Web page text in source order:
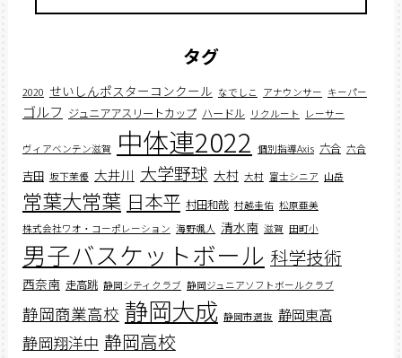
タグ
2020 せいしんポスターコンクール なでしこ アナウンサー キーパー
ゴルフ ジュニアアスリートカップ ハードル リクルート レーサー
ヴィアベンテン滋賀 中体連2022 個別指導Axis 六合 六合
吉田 坂下茉優 大井川 大学野球 大村 大村 富士シニア 山岳
常葉大常葉 日本平 村田和哉 村越圭佑 松原亜美
株式会社ワオ・コーポレーション 海野颯人 清水南 滋賀 田町小
男子バスケットボール 科学技術
西奈南 走高跳 静岡シティクラブ 静岡ジュニアソフトボールクラブ
静岡商業高校 静岡大成 静岡市選抜 静岡東高
静岡翔洋中 静岡高校